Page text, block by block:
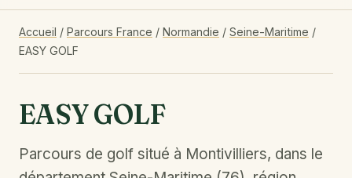
Accueil / Parcours France / Normandie / Seine-Maritime /
EASY GOLF
EASY GOLF
Parcours de golf situé à Montivilliers, dans le